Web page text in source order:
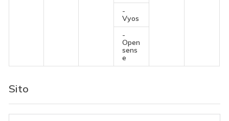
-
Vyos
-
Open
sens
e
Sito